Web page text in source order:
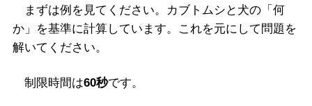
まずは例を見てください。カブトムシと犬の「何
か」を基準に計算しています。これを元にして問題を
解いてください。
制限時間は60秒です。